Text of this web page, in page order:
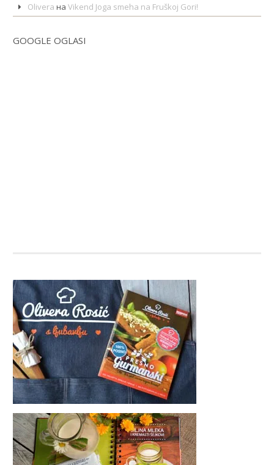
Olivera наVikend Joga smeha na Fruškoj Gori!
GOOGLE OGLASI